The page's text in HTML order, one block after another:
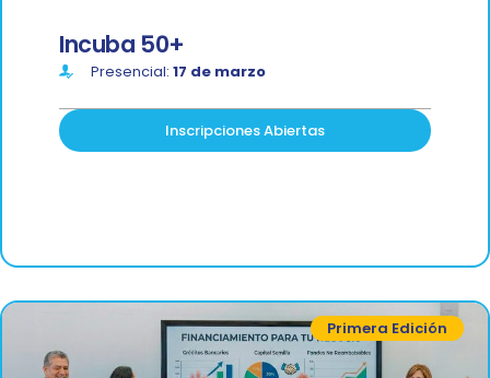
Incuba 50+
Presencial:17 de marzo
Inscripciones Abiertas
Primera Edición